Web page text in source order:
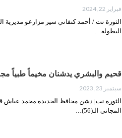
فبراير 22, 2024
الثورة نت / أحمد كنفاني سير مزارعو مديرية
البطولة…
قحيم والبشري يدشنان مخيماً طبياً
سبتمبر 23, 2023
الثورة نت| دشن محافظ الحديدة محمد عياش
المجاني الـ(56)…